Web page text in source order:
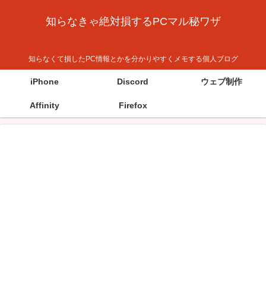
知らなきゃ絶対損するPCマル秘ワザ
知らなくて損したPC情報とかを分かりやすくメモする個人ブログ
iPhone Discord ウェブ制作
Affinity Firefox